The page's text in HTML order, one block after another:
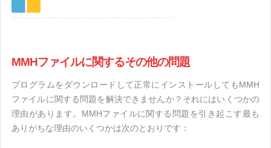
MMHファイルに関するその他の問題
プログラムをダウンロードして正常にインストールしてもMMH
ファイルに関する問題を解決できませんか？それにはいくつかの
理由があります。MMHファイルに関する問題を引き起こす最も
ありがちな理由のいくつかは次のとおりです：